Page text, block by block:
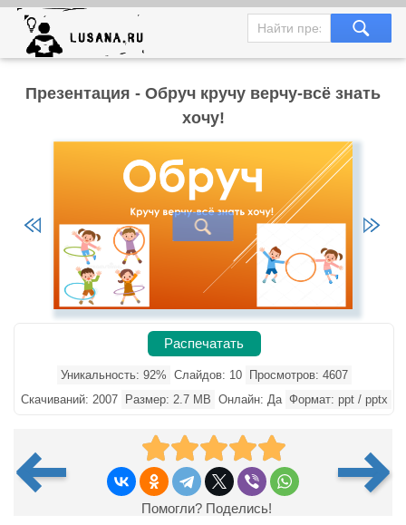
Презентация - Обруч кручу верчу-всё знать
хочу!
Распечатать
Уникальность: 92% Слайдов: 10
Просмотров: 4607
Скачиваний: 2007
Размер: 2.7 MB Онлайн: Да Формат: ppt / pptx
Помогли? Поделись!